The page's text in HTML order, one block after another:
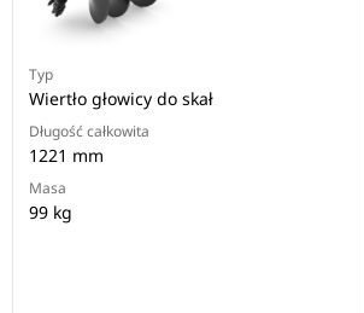
Typ
Wiertło głowicy do skał
Długość całkowita
1221 mm
Masa
99 kg